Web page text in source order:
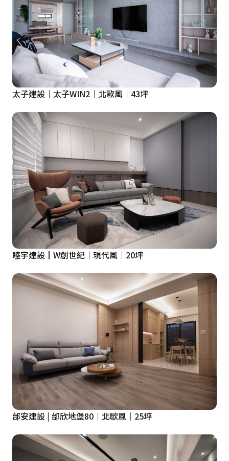
太子建設｜太子WIN2｜北歐風｜43坪
睦宇建設┃W創世紀│現代風│20坪
邰安建設 | 邰欣地堡80｜北歐風｜25坪